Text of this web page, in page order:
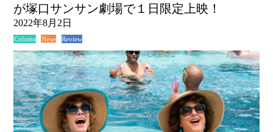
が塚口サンサン劇場で１日限定上映！
2022年8月2日
Column News Review